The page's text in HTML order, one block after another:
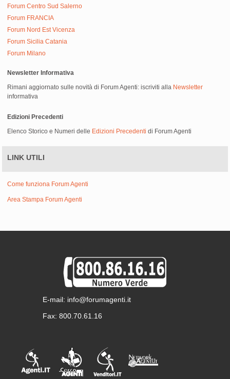
Forum Centro Sud Salerno
Forum FRANCIA
Forum Nord Est Vicenza
Forum Sicilia Catania
Forum Milano
Newsletter Informativa
Rimani aggiornato sulle novità di Forum Agenti: iscriviti alla Newsletter
informativa
Edizioni Precedenti
Elenco Storico e Numeri delle Edizioni Precedenti di Forum Agenti
LINK UTILI
Come funziona Forum Agenti
Area Stampa Forum Agenti
E-mail: info@forumagenti.it
Fax: 800.70.61.16